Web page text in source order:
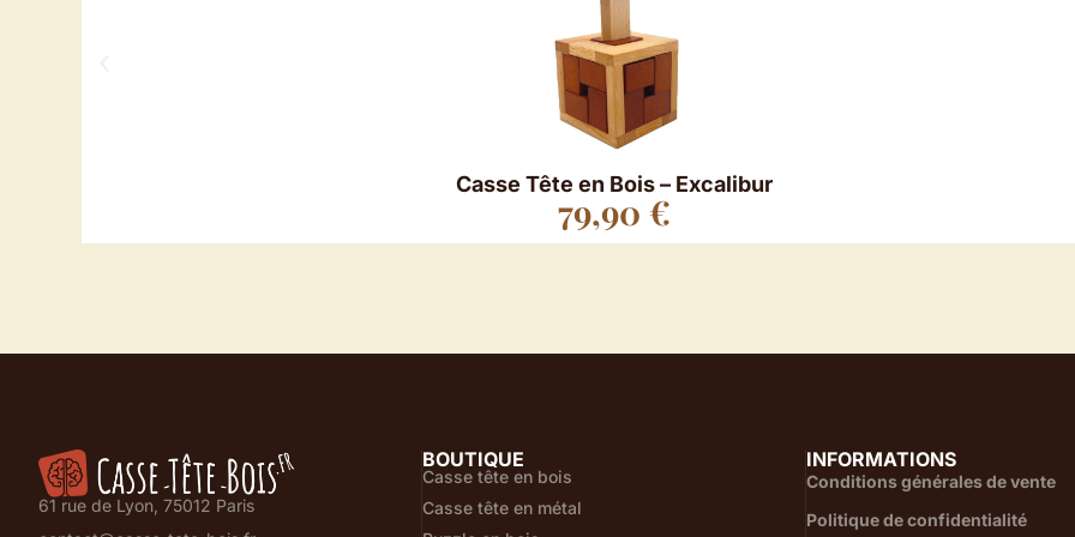
Casse Tête en Bois – Excalibur
79,90 €
61 rue de Lyon, 75012 Paris
BOUTIQUE
Casse tête en bois
Casse tête en métal
INFORMATIONS
Conditions générales de vente
Politique de confidentialité